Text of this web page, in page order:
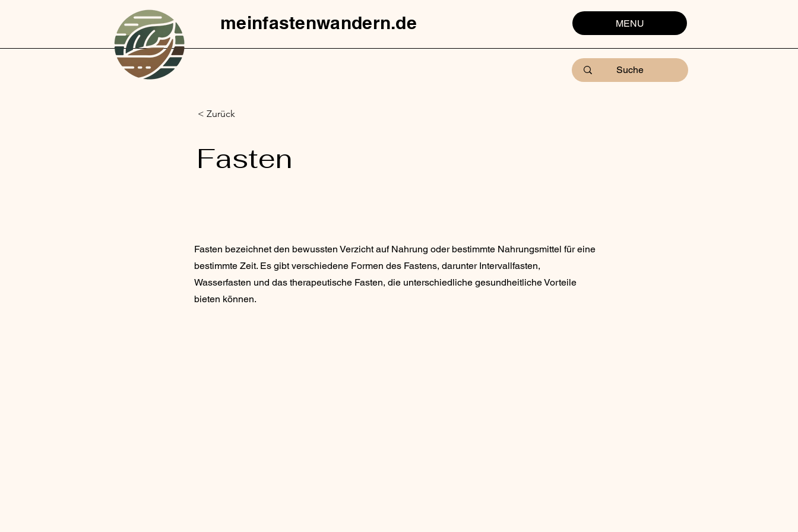
meinfastenwandern.de MENU
< Zurück
Fasten
Fasten bezeichnet den bewussten Verzicht auf Nahrung oder bestimmte Nahrungsmittel für eine
bestimmte Zeit. Es gibt verschiedene Formen des Fastens, darunter Intervallfasten,
Wasserfasten und das therapeutische Fasten, die unterschiedliche gesundheitliche Vorteile
bieten können.